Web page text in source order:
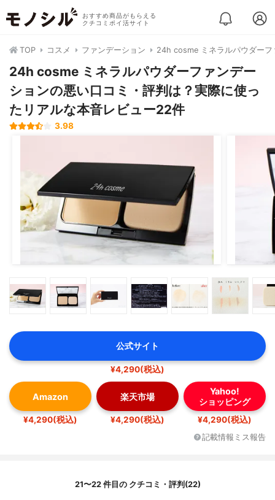
おすすめ商品がもらえる
クチコミポイ活サイト
TOP コスメ ファンデーション 24h cosme ミネラルパウダーフ
24h cosme ミネラルパウダーファンデー
ションの悪い口コミ・評判は？実際に使っ
たリアルな本音レビュー22件
3.98
公式サイト
¥4,290(税込)
Amazon
¥4,290(税込)
楽天市場
¥4,290(税込)
Yahoo!
ショッピング
¥4,290(税込)
記載情報ミス報告
21〜22 件目の クチコミ・評判(22)